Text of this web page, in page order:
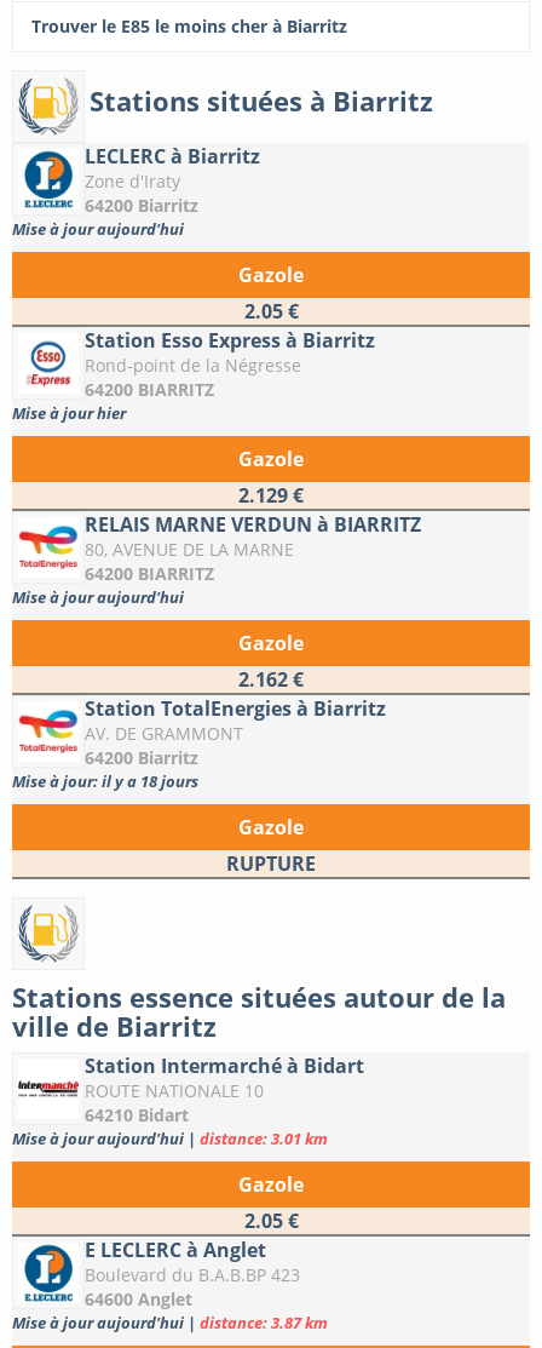
Trouver le E85 le moins cher à Biarritz
Stations situées à Biarritz
LECLERC à Biarritz
Zone d'Iraty
64200 Biarritz
Mise à jour aujourd'hui
Gazole
2.05 €
Station Esso Express à Biarritz
Rond-point de la Négresse
64200 BIARRITZ
Mise à jour hier
Gazole
2.129 €
RELAIS MARNE VERDUN à BIARRITZ
80, AVENUE DE LA MARNE
64200 BIARRITZ
Mise à jour aujourd'hui
Gazole
2.162 €
Station TotalEnergies à Biarritz
AV. DE GRAMMONT
64200 Biarritz
Mise à jour: il y a 18 jours
Gazole
RUPTURE
Stations essence situées autour de la
ville de Biarritz
Station Intermarché à Bidart
ROUTE NATIONALE 10
64210 Bidart
Mise à jour aujourd'hui | distance: 3.01 km
Gazole
2.05 €
E LECLERC à Anglet
Boulevard du B.A.B.BP 423
64600 Anglet
Mise à jour aujourd'hui | distance: 3.87 km